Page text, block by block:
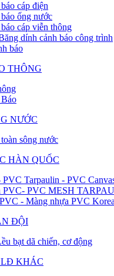
cáp điện
ống nước
cáp viễn thông
dính cảnh báo công trình
báo
THÔNG
NƯỚC
sông nước
HÀN QUỐC
Tarpaulin - PVC
PVC- PVC MESH
- Màng nhựa PVC Korea
ĐỘI
bạt dã chiến, cơ động
KHÁC